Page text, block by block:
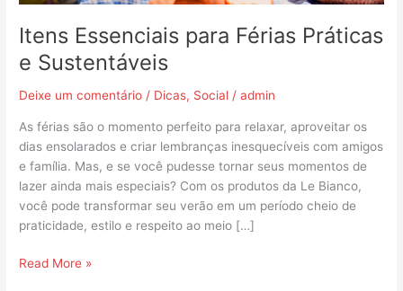
Itens Essenciais para Férias Práticas
e Sustentáveis
Deixe um comentário / Dicas, Social /admin
As férias são o momento perfeito para relaxar, aproveitar os
dias ensolarados e criar lembranças inesquecíveis com amigos
e família. Mas, e se você pudesse tornar seus momentos de
lazer ainda mais especiais? Com os produtos da Le Bianco,
você pode transformar seu verão em um período cheio de
praticidade, estilo e respeito ao meio […]
Read More »